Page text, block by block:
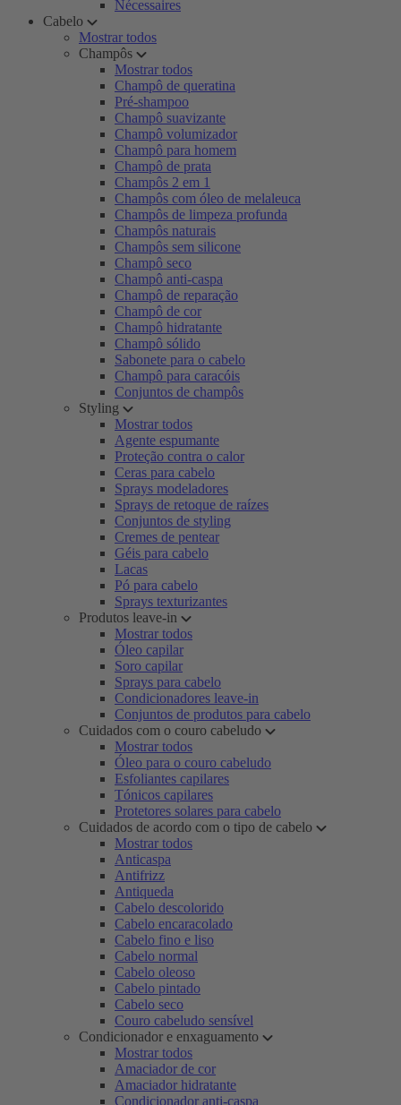
Nécessaires
Cabelo
Mostrar todos
Champôs
Mostrar todos
Champô de queratina
Pré-shampoo
Champô suavizante
Champô volumizador
Champô para homem
Champô de prata
Champôs 2 em 1
Champôs com óleo de melaleuca
Champôs de limpeza profunda
Champôs naturais
Champôs sem silicone
Champô seco
Champô anti-caspa
Champô de reparação
Champô de cor
Champô hidratante
Champô sólido
Sabonete para o cabelo
Champô para caracóis
Conjuntos de champôs
Styling
Mostrar todos
Agente espumante
Proteção contra o calor
Ceras para cabelo
Sprays modeladores
Sprays de retoque de raízes
Conjuntos de styling
Cremes de pentear
Géis para cabelo
Lacas
Pó para cabelo
Sprays texturizantes
Produtos leave-in
Mostrar todos
Óleo capilar
Soro capilar
Sprays para cabelo
Condicionadores leave-in
Conjuntos de produtos para cabelo
Cuidados com o couro cabeludo
Mostrar todos
Óleo para o couro cabeludo
Esfoliantes capilares
Tónicos capilares
Protetores solares para cabelo
Cuidados de acordo com o tipo de cabelo
Mostrar todos
Anticaspa
Antifrizz
Antiqueda
Cabelo descolorido
Cabelo encaracolado
Cabelo fino e liso
Cabelo normal
Cabelo oleoso
Cabelo pintado
Cabelo seco
Couro cabeludo sensível
Condicionador e enxaguamento
Mostrar todos
Amaciador de cor
Amaciador hidratante
Condicionador anti-caspa